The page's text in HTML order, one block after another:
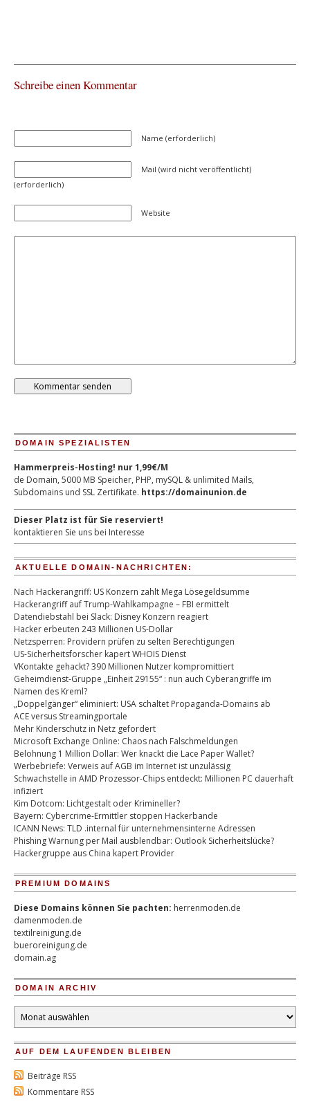
Schreibe einen Kommentar
Name (erforderlich)
Mail (wird nicht veröffentlicht)
(erforderlich)
Website
DOMAIN SPEZIALISTEN
Hammerpreis-Hosting! nur 1,99€/M
de Domain, 5000 MB Speicher, PHP, mySQL & unlimited Mails,
Subdomains und SSL Zertifikate. https://domainunion.de
Dieser Platz ist für Sie reserviert!
kontaktieren Sie uns bei Interesse
AKTUELLE DOMAIN-NACHRICHTEN:
Nach Hackerangriff: US Konzern zahlt Mega Lösegeldsumme
Hackerangriff auf Trump-Wahlkampagne – FBI ermittelt
Datendiebstahl bei Slack: Disney Konzern reagiert
Hacker erbeuten 243 Millionen US-Dollar
Netzsperren: Providern prüfen zu selten Berechtigungen
US-Sicherheitsforscher kapert WHOIS Dienst
VKontakte gehackt? 390 Millionen Nutzer kompromittiert
Geheimdienst-Gruppe „Einheit 29155“ : nun auch Cyberangriffe im
Namen des Kreml?
„Doppelgänger“ eliminiert: USA schaltet Propaganda-Domains ab
ACE versus Streamingportale
Mehr Kinderschutz in Netz gefordert
Microsoft Exchange Online: Chaos nach Falschmeldungen
Belohnung 1 Million Dollar: Wer knackt die Lace Paper Wallet?
Werbebriefe: Verweis auf AGB im Internet ist unzulässig
Schwachstelle in AMD Prozessor-Chips entdeckt: Millionen PC dauerhaft
infiziert
Kim Dotcom: Lichtgestalt oder Krimineller?
Bayern: Cybercrime-Ermittler stoppen Hackerbande
ICANN News: TLD .internal für unternehmensinterne Adressen
Phishing Warnung per Mail ausblendbar: Outlook Sicherheitslücke?
Hackergruppe aus China kapert Provider
PREMIUM DOMAINS
Diese Domains können Sie pachten: herrenmoden.de
damenmoden.de
textilreinigung.de
bueroreinigung.de
domain.ag
DOMAIN ARCHIV
Domain
Archiv
AUF DEM LAUFENDEN BLEIBEN
Beiträge RSS
Kommentare RSS